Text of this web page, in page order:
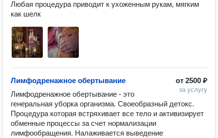
Любая процедура приводит к ухоженным рукам, мягким
как шелк
от 2500 ₽
за услугу
Лимфодренажное обертывание
Лимфодренажное обертывание - это
генеральная уборка организма. Своеобразный детокс.
Процедура которая встряхивает все тело и активизирует
обменные процессы за счет нормализации
лимфообращения. Налаживается выведение